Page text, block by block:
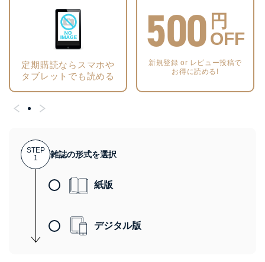
定期購読ならスマホや
タブレットでも読める
500 円
OFF
新規登録 or レビュー投稿で
お得に読める!
STEP
1
雑誌の形式を選択
紙版
デジタル版